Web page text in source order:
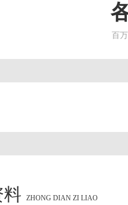
百
ZHONG DIAN ZI LIAO